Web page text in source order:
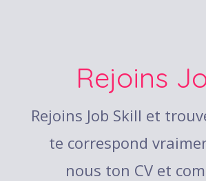
Rejoins
Rejoins Job Skill et
te correspond
nous ton CV et